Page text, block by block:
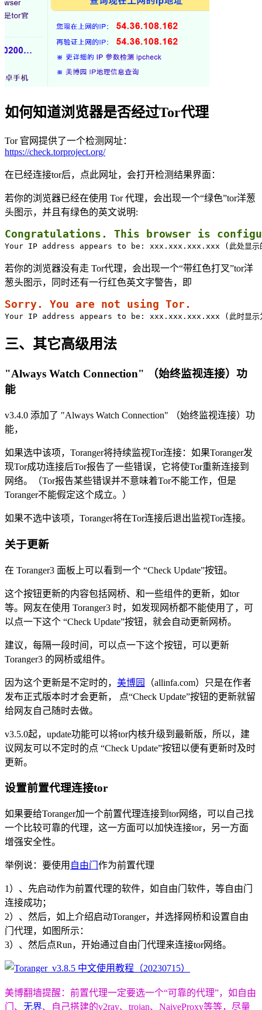
如何知道浏览器是否经过Tor代理
Tor 官网提供了一个检测网址：
https://check.torproject.org/
在已经连接tor后，点此网址，会打开检测结果界面：
若你的浏览器已经在使用 Tor 代理，会出现一个“绿色”tor洋葱
头图示，并且有绿色的英文说明:
Congratulations. This browser is
Your IP address appears to be: xxx.xxx.xxx.xxx (此处显示
若你的浏览器没有走 Tor代理，会出现一个“带红色打叉”tor洋
葱头图示，同时还有一行红色英文字警告，即
Sorry. You are not using Tor.
Your IP address appears to be: xxx.xxx.xxx.xxx (此时显示
三、其它高级用法
"Always Watch Connection" （始终监视连接）功
能
v3.4.0 添加了 "Always Watch Connection" （始终监视连接）功
能，
如果选中该项，Toranger将持续监视Tor连接：如果Toranger发
现Tor成功连接后Tor报告了一些错误，它将使Tor重新连接到
网络。（Tor报告某些错误并不意味着Tor不能工作，但是
Toranger不能假定这个成立。）
如果不选中该项，Toranger将在Tor连接后退出监视Tor连接。
关于更新
在 Toranger3 面板上可以看到一个 “Check Update”按钮。
这个按钮更新的内容包括网桥、和一些组件的更新，如tor
等。网友在使用 Toranger3 时，如发现网桥都不能使用了，可
以点一下这个 “Check Update”按钮，就会自动更新网桥。
建议，每隔一段时间，可以点一下这个按钮，可以更新
Toranger3 的网桥或组件。
因为这个更新是不定时的， 美博园
（allinfa.com）只是在作者
发布正式版本时才会更新， 点“Check Update”按钮的更新就留
给网友自己随时去做。
v3.5.0起，update功能可以将tor内核升级到最新版，所以，建
议网友可以不定时的点 “Check Update”按钮以便有更新时及时
更新。
设置前置代理连接tor
如果要给Toranger加一个前置代理连接到tor网络，可以自己找
一个比较可靠的代理，这一方面可以加快连接tor，另一方面
增强安全性。
举例说：要使用 自由门 作为前置代理
1）、先启动作为前置代理的软件，如自由门软件，等自由门
连接成功；
2）、然后，如上介绍启动Toranger，并选择网桥和设置自由
门代理，如图所示：
3）、然后点Run，开始通过自由门代理来连接tor网络。
美博翻墙提醒：前置代理一定要选一个“可靠的代理”，如自由
门、 无界、自己搭建的v2ray、trojan、NaiveProxy等等，尽量